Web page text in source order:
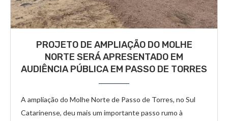
PROJETO DE AMPLIAÇÃO DO MOLHE
NORTE SERÁ APRESENTADO EM
AUDIÊNCIA PÚBLICA EM PASSO DE TORRES
A ampliação do Molhe Norte de Passo de Torres, no Sul
Catarinense, deu mais um importante passo rumo à